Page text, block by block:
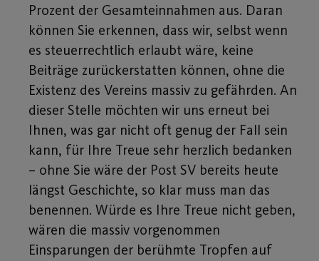
Prozent der Gesamteinnahmen aus. Daran
können Sie erkennen, dass wir, selbst wenn
es steuerrechtlich erlaubt wäre, keine
Beiträge zurückerstatten können, ohne die
Existenz des Vereins massiv zu gefährden. An
dieser Stelle möchten wir uns erneut bei
Ihnen, was gar nicht oft genug der Fall sein
kann, für Ihre Treue sehr herzlich bedanken
– ohne Sie wäre der Post SV bereits heute
längst Geschichte, so klar muss man das
benennen. Würde es Ihre Treue nicht geben,
wären die massiv vorgenommen
Einsparungen der berühmte Tropfen auf